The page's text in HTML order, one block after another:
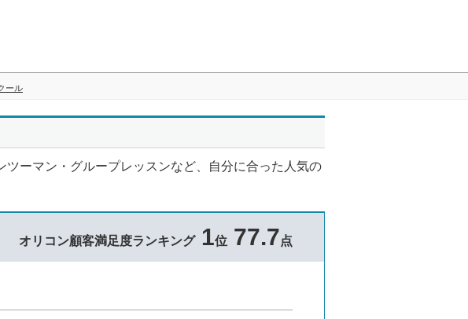
ール
ーマン・グループレッスンなど、自分に合った人気の
オリコン顧客満足度ランキング1位 77.7点